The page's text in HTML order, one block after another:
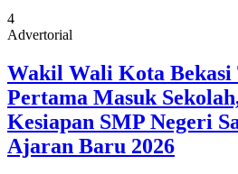
4
Advertorial
Wakil Wali Kota
Pertama Masuk
Kesiapan SMP Negeri
Ajaran Baru 2026